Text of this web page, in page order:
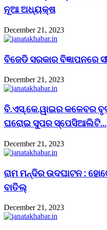
ନୂଆ ଅଧ୍ୟକ୍ଷ
December 21, 2023
ବିଜେଡି ସରକାର ବିଜ୍ଞାପନରେ
December 21, 2023
ବି.ଏସ୍.କେ.ୱାଇର କଳେବର
ଘରୋଇ ସୁପର ସ୍ପେସିଆଲିଟି…
December 21, 2023
ରାମ ମନ୍ଦିର ଉଦଘାଟନ :
ବାତିଲ୍
December 21, 2023